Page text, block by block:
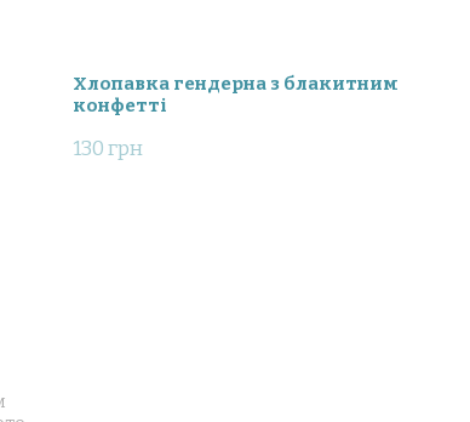
Хлопавка гендерна з блакитним
конфетті
130 грн